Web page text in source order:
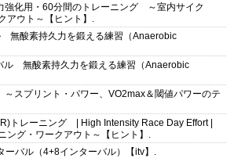
強化用・60分間のトレーニング ～室内サイク
アウト～【ヒント】.
無酸素持久力を鍛える練習（Anaerobic
ル 無酸素持久力を鍛える練習（Anaerobic
スプリント・パワー、VO2max＆閾値パワーのテ
トレーニング | High Intensity Race Day Effort |
ング・ワークアウト～【ヒント】.
ーバル（4+8インターバル）【itv】.